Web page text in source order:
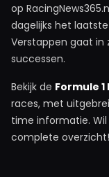
op
dagelijks het
Verstappen gaat in
successen.
Bekijk de Formule
races, met
time informatie. Wil
complete overzicht!